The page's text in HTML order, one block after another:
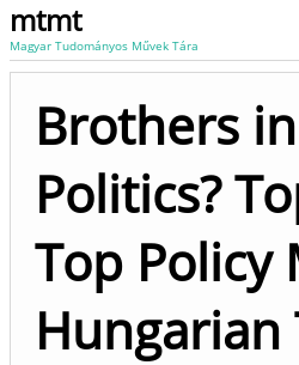
mtmt
Magyar Tudományos Művek Tára
Brothers
Politics?
Top Policy